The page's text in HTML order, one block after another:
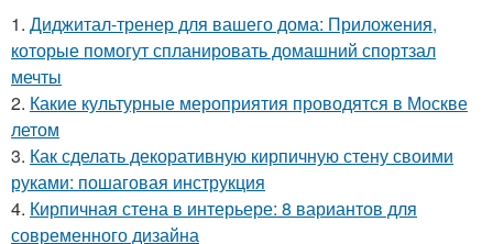
1. Диджитал-тренер для вашего дома: Приложения,
которые помогут спланировать домашний спортзал
мечты
2. Какие культурные мероприятия проводятся в Москве
летом
3. Как сделать декоративную кирпичную стену своими
руками: пошаговая инструкция
4. Кирпичная стена в интерьере: 8 вариантов для
современного дизайна